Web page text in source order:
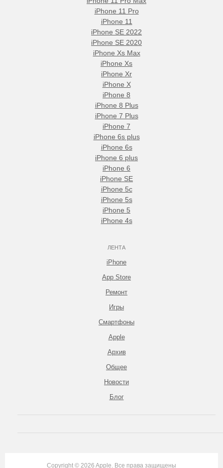
iPhone 11 Pro
iPhone 11
iPhone SE 2022
iPhone SE 2020
iPhone Xs Max
iPhone Xs
iPhone Xr
iPhone X
iPhone 8
iPhone 8 Plus
iPhone 7 Plus
iPhone 7
iPhone 6s plus
iPhone 6s
iPhone 6 plus
iPhone 6
iPhone SE
iPhone 5c
iPhone 5s
iPhone 5
iPhone 4s
ЛЕНТА
iPhone
App Store
Ремонт
Игры
Смартфоны
Apple
Архив
Общее
Новости
Блог
Copyright © 2026 Apple. Все права защищены